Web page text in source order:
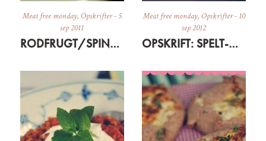
Meat free monday, Opskrifter-5
sep 2011
RODFRUGT/SPINATTÆRTE + SALAT MED NØDDER OG BLÅBÆR
Meat free monday, Opskrifter- 10
sep 2012
OPSKRIFT: SPELT-OTTO